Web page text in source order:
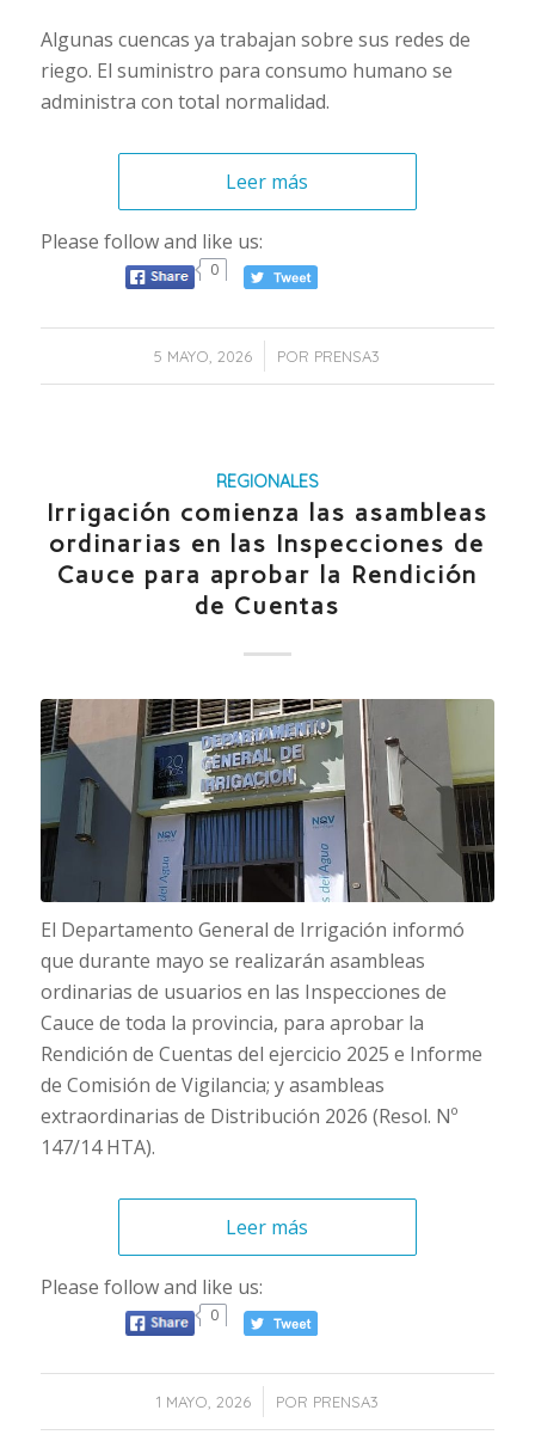
Algunas cuencas ya trabajan sobre sus redes de
riego. El suministro para consumo humano se
administra con total normalidad.
Leer más
Please follow and like us:
0
5 MAYO, 2026
/ POR PRENSA3
REGIONALES
Irrigación comienza las asambleas
ordinarias en las Inspecciones de
Cauce para aprobar la Rendición
de Cuentas
El Departamento General de Irrigación informó
que durante mayo se realizarán asambleas
ordinarias de usuarios en las Inspecciones de
Cauce de toda la provincia, para aprobar la
Rendición de Cuentas del ejercicio 2025 e Informe
de Comisión de Vigilancia; y asambleas
extraordinarias de Distribución 2026 (Resol. Nº
147/14 HTA).
Leer más
Please follow and like us:
0
1 MAYO, 2026
/ POR PRENSA3